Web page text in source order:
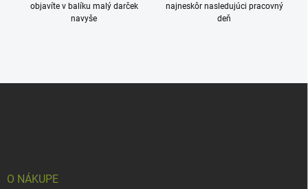
objavíte v balíku malý darček
navyše
najneskôr nasledujúci pracovný
deň
O NÁKUPE